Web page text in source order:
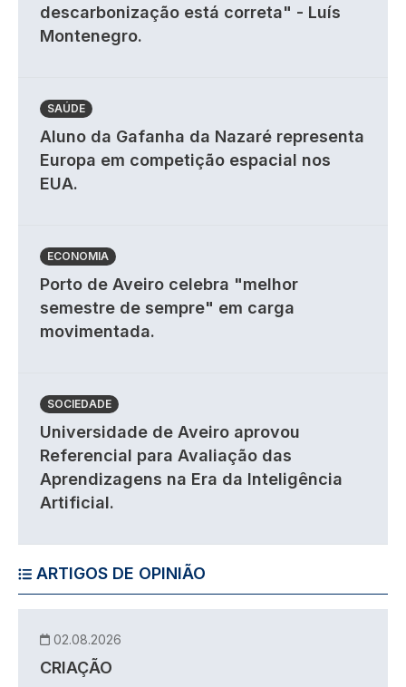
descarbonização está correta" - Luís
Montenegro.
SAÚDE
Aluno da Gafanha da Nazaré representa
Europa em competição espacial nos
EUA.
ECONOMIA
Porto de Aveiro celebra "melhor
semestre de sempre" em carga
movimentada.
SOCIEDADE
Universidade de Aveiro aprovou
Referencial para Avaliação das
Aprendizagens na Era da Inteligência
Artificial.
ARTIGOS DE OPINIÃO
02.08.2026
CRIAÇÃO